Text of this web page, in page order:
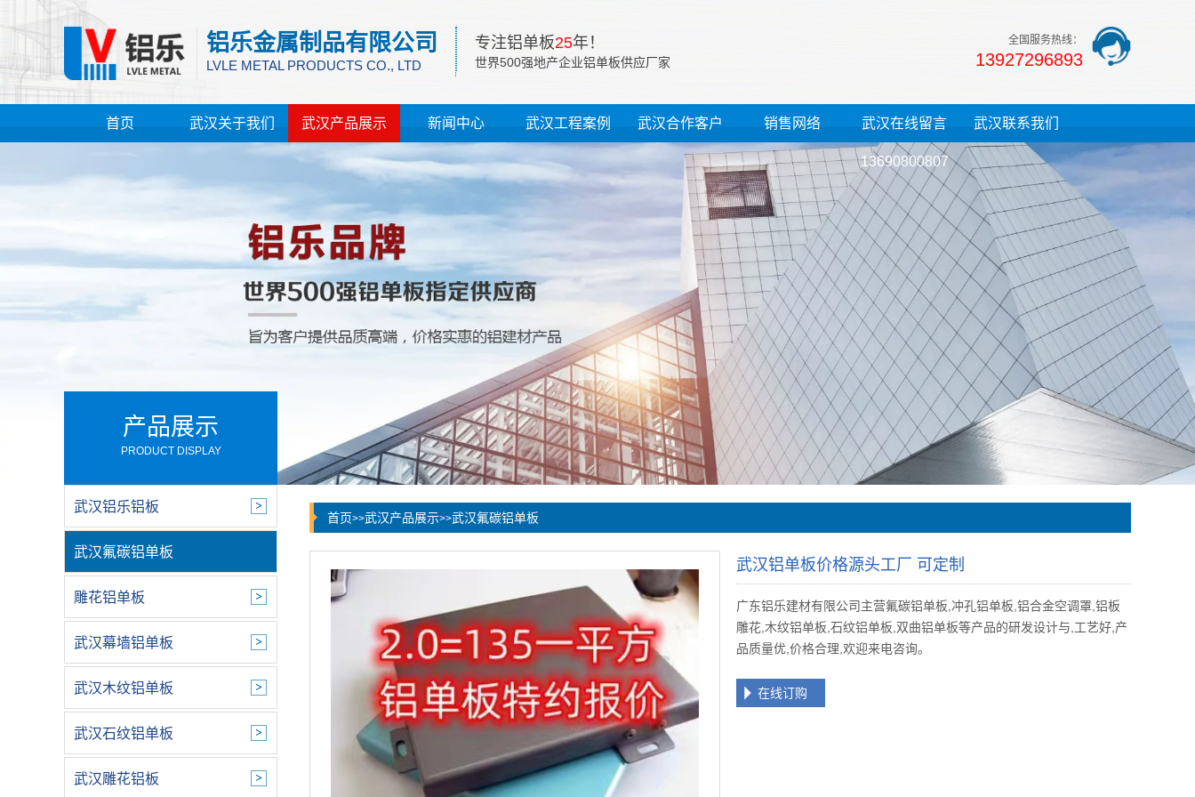
铝乐金属制品有限公司
LVLE METAL PRODUCTS CO., LTD
专注铝单板25年！
世界500强地产企业铝单板供应厂家
全国服务热线：
13927296893
首页 武汉关于我们 武汉产品展示 新闻中心 武汉工程案例 武汉合作客户 销售网络 武汉在线留言
13690800807
武汉联系我们
产品展示
PRODUCT DISPLAY
武汉铝乐铝板
武汉氟碳铝单板
雕花铝单板
武汉幕墙铝单板
武汉木纹铝单板
武汉石纹铝单板
武汉雕花铝板
首页>>武汉产品展示>>武汉氟碳铝单板
武汉铝单板价格源头工厂 可定制
广东铝乐建材有限公司主营氟碳铝单板,冲孔铝单板,铝合金空调罩,铝板
雕花,木纹铝单板,石纹铝单板,双曲铝单板等产品的研发设计与,工艺好,产
品质量优,价格合理,欢迎来电咨询。
在线订购